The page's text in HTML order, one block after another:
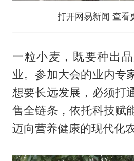
打开网易新闻 查看
一粒小麦，既要种出
业。参加大会的业内专
想要长远发展，必须打
售全链条，依托科技赋
迈向营养健康的现代化